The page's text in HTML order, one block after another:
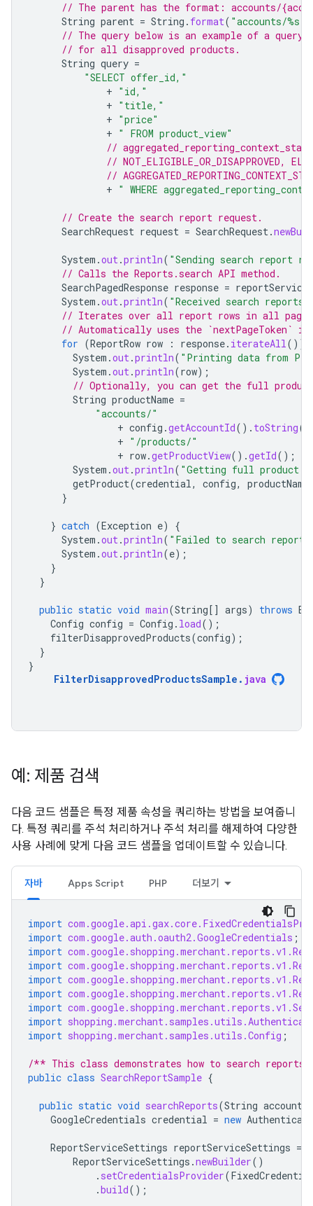
// The parent has the format: accounts/
String parent = String . format( "accounts/%s"
// The query below is an example of a
// for all disapproved products.
String query =
"SELECT offer_id,"
+ "id,"
+ "title,"
+ "price"
+ " FROM product_view"
//
// NOT_ELIGIBLE_OR_DISAPPROVED,
//
+ " WHERE
// Create the search report request.
SearchRequest request = SearchRequest.
System .out.println( "Sending search report
// Calls the Reports.search API method.
SearchPagedResponse response =
System .out.println( "Received search reports
// Iterates over all report rows in all
// Automatically uses the
for (ReportRow row : response. iterateAll())
System .out.println( "Printing data from
System .out.println(row);
// Optionally, you can get the full
String productName =
"accounts/"
+ config .getAccountId(). toString()
+ "/products/"
+ row.getProductView().getId();
System .out.println( "Getting full product
getProduct(credential, config, productName
}
} catch (Exception e)
{
System .out.println( "Failed to search
System .out.println(e);
}
}
public static void main(String[] args) throws
Config config = Config . load();
filterDisapprovedProducts(config);
}
}
FilterDisapprovedProductsSample . java
예: 제품 검색
다음 코드 샘플은 특정 제품 속성을 쿼리하는 방법을 보여줍니
다. 특정 쿼리를 주석 처리하거나 주석 처리를 해제하여 다양한
사용 사례에 맞게 다음 코드 샘플을 업데이트할 수 있습니다.
자바 Apps Script PHP 더보기
import
import com.google.auth.oauth2.GoogleCredentials ;
import
import
import
import
import
import
import shopping.merchant.samples.utils.Config ;
/** This class demonstrates how to search
public class SearchReportSample {
public static void searchReports(String accountId
GoogleCredentials credential = new
ReportServiceSettings reportServiceSettings =
ReportServiceSettings .newBuilder()
. setCredentialsProvider(
.build();